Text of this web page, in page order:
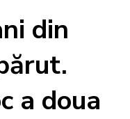
din
a doua